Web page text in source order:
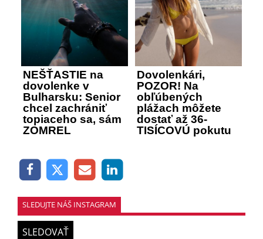
NEŠŤASTIE na
dovolenke v
Bulharsku: Senior
chcel zachrániť
topiaceho sa, sám
ZOMREL
Dovolenkári,
POZOR! Na
obľúbených
plážach môžete
dostať až 36-
TISÍCOVÚ pokutu
SLEDUJTE NÁŠ INSTAGRAM
SLEDOVAŤ